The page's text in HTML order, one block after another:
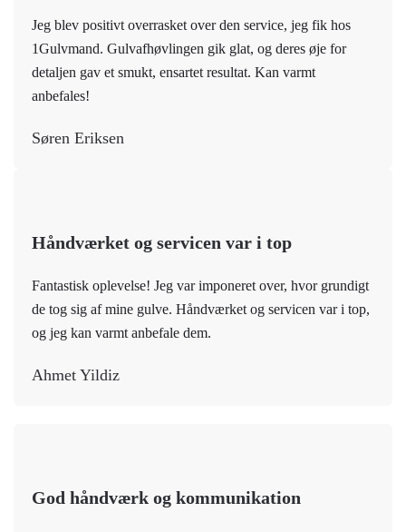
Jeg blev positivt overrasket over den service, jeg fik hos
1Gulvmand. Gulvafhøvlingen gik glat, og deres øje for
detaljen gav et smukt, ensartet resultat. Kan varmt
anbefales!
Søren Eriksen
Håndværket og servicen var i top
Fantastisk oplevelse! Jeg var imponeret over, hvor grundigt
de tog sig af mine gulve. Håndværket og servicen var i top,
og jeg kan varmt anbefale dem.
Ahmet Yildiz
God håndværk og kommunikation